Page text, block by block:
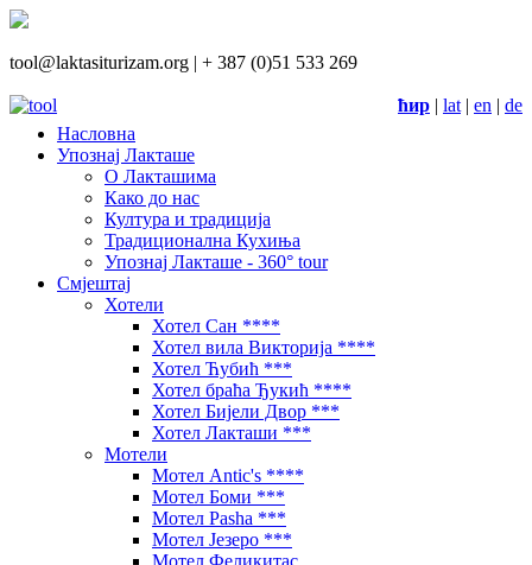
tool@laktasiturizam.org | + 387 (0)51 533 269
ћир | lat | en | de
Насловна
Упознај Лакташе
О Лакташима
Како до нас
Култура и традиција
Традиционална Кухиња
Упознај Лакташе - 360° tour
Смјештај
Хотели
Хотел Сан ****
Хотел вила Викторија ****
Хотел Ћубић ***
Хотел браћа Ђукић ****
Хотел Бијели Двор ***
Хотел Лакташи ***
Мотели
Мотел Antic's ****
Мотел Боми ***
Мотел Pasha ***
Мотел Језеро ***
Мотел Феликитас